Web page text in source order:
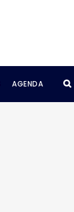
AGENDA